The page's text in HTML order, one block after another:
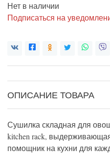
Нет в наличии
Подписаться на
ОПИСАНИЕ ТОВАРА
Сушилка складная для
kitchen rack,
помощник на кухни для